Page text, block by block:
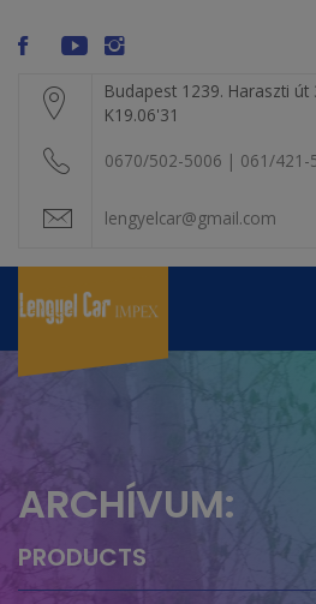
Budapest 1239. Haraszti út
K19.06'31
0670/502-5006 | 061/
lengyelcar@gmail.com
LENGYEL CAR
IMPEX KFT. – A
ARCHÍVUM:
PRODUCTS